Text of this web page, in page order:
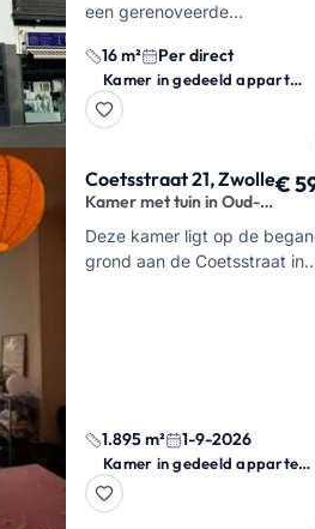
een gerenoveerde
Jufferstraat in Arnhem, op de
hoek met de Hommelstraat
dicht bij het centrum. Je h…
16 m² Per direct
Kamer in gedeeld appartement
Coetsstraat 21, Zwolle
Kamer met tuin in Oud-
Assendorp
€
Deze kamer ligt op de
grond aan de Coetsstraat in
1.895 m² 1-9-2026
Kamer in gedeeld appartement